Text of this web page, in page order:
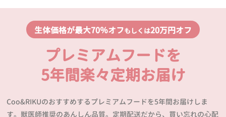
生体価格が最大70％オフもしくは20万円オフ
プレミアムフードを
5年間楽々定期お届け
Coo&RIKUのおすすめするプレミアムフードを5年間お届けしま
す。獣医師推奨のあんしん品質。定期配送だから、買い忘れの心配